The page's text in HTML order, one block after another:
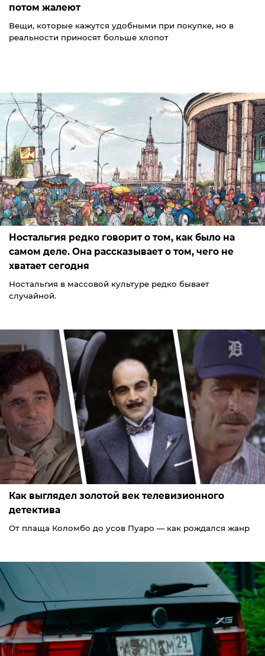
потом жалеют
Вещи, которые кажутся удобными при покупке, но в
реальности приносят больше хлопот
Ностальгия редко говорит о том, как было на
самом деле. Она рассказывает о том, чего не
хватает сегодня
Ностальгия в массовой культуре редко бывает
случайной.
Как выглядел золотой век телевизионного
детектива
От плаща Коломбо до усов Пуаро — как рождался жанр